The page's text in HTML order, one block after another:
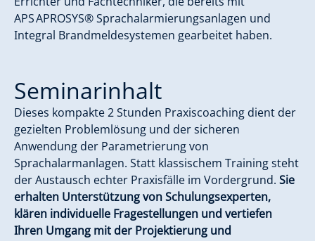
APS APROSYS® Sprachalarmierungsanlagen und
Integral Brandmeldesystemen gearbeitet haben.
Seminarinhalt
Dieses kompakte 2 Stunden Praxiscoaching dient der
gezielten Problemlösung und der sicheren
Anwendung der Parametrierung von
Sprachalarmanlagen. Statt klassischem Training steht
der Austausch echter Praxisfälle im Vordergrund. Sie
erhalten Unterstützung von Schulungsexperten,
klären individuelle Fragestellungen und vertiefen
Ihren Umgang mit der Projektierung und